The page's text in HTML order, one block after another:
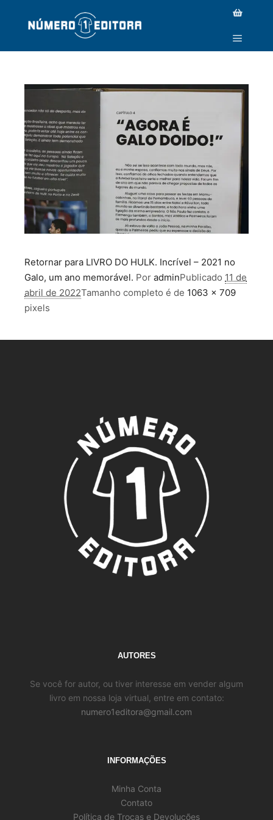
_MG_3548 COPY
Retornar para LIVRO DO HULK. Incrível – 2021 no
Galo, um ano memorável. Por adminPublicado 11 de
abril de 2022Tamanho completo é de 1063 × 709
pixels
AUTORES
Se você for autor, ou tiver interesse em vender algum
livro em nossa loja virtual, entre em contato:
numero1editora@gmail.com
INFORMAÇÕES
Minha Conta
Contato
Política de Trocas e Devoluções